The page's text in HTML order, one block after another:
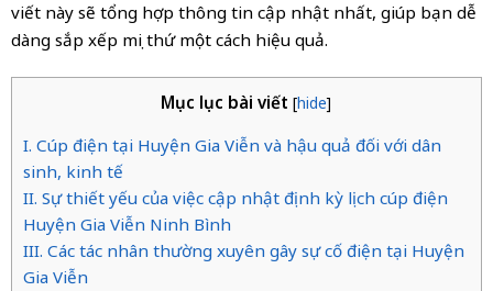
viết này sẽ tổng hợp thông tin cập nhật nhất, giúp bạn dễ
dàng sắp xếp mọi thứ một cách hiệu quả.
Mục lục bài viết [hide]
I. Cúp điện tại Huyện Gia Viễn và hậu quả đối với dân
sinh, kinh tế
II. Sự thiết yếu của việc cập nhật định kỳ lịch cúp điện
Huyện Gia Viễn Ninh Bình
III. Các tác nhân thường xuyên gây sự cố điện tại Huyện
Gia Viễn